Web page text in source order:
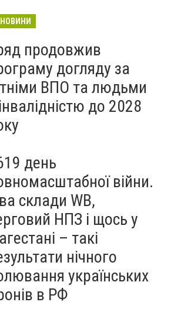
Бєдняков зіграє тата
новому українському
фільмі, - ФОТО
продовжив
догляду за
ВПО та людьми
до 2028
день
війни.
склади WB,
НПЗ і щось у
– такі
нічного
українських
в РФ